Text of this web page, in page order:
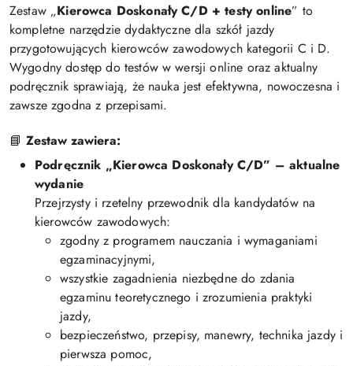
Zestaw „Kierowca Doskonały C/D + testy online” to
kompletne narzędzie dydaktyczne dla szkół jazdy
przygotowujących kierowców zawodowych kategorii C i D.
Wygodny dostęp do testów w wersji online oraz aktualny
podręcznik sprawiają, że nauka jest efektywna, nowoczesna i
zawsze zgodna z przepisami.
📘 Zestaw zawiera:
Podręcznik „Kierowca Doskonały C/D” – aktualne
wydanie
Przejrzysty i rzetelny przewodnik dla kandydatów na
kierowców zawodowych:
zgodny z programem nauczania i wymaganiami
egzaminacyjnymi,
wszystkie zagadnienia niezbędne do zdania
egzaminu teoretycznego i zrozumienia praktyki
jazdy,
bezpieczeństwo, przepisy, manewry, technika jazdy i
pierwsza pomoc,